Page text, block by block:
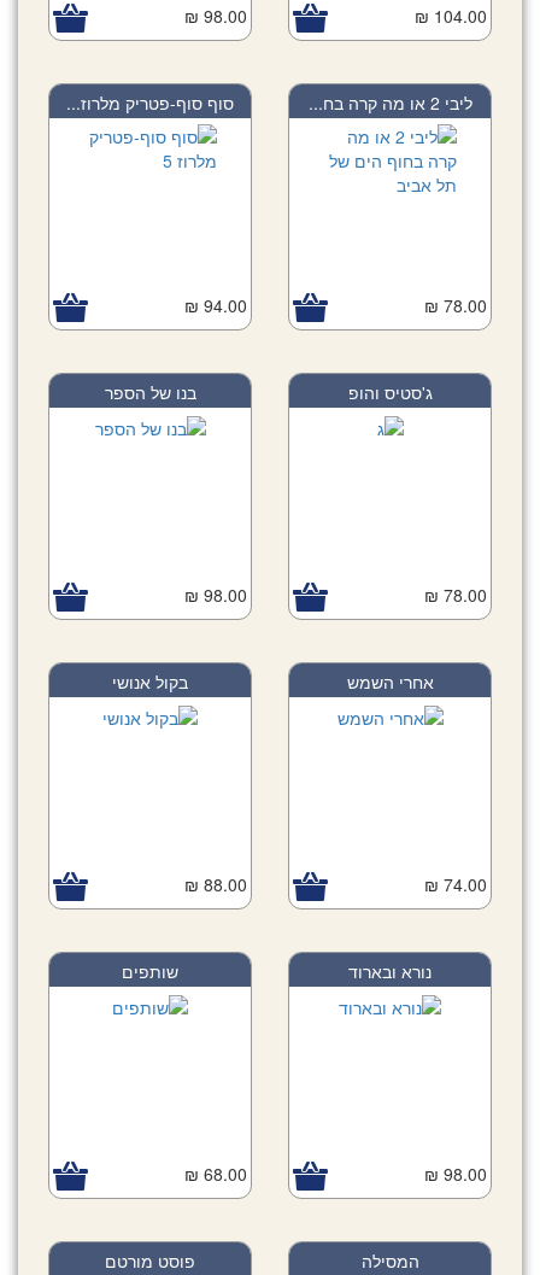
104.00 ₪
98.00 ₪
ליבי 2 או מה קרה בח...
78.00 ₪
סוף סוף-פטריק מלרוז...
94.00 ₪
ג'סטיס והופ
78.00 ₪
בנו של הספר
98.00 ₪
אחרי השמש
74.00 ₪
בקול אנושי
88.00 ₪
נורא ובארוד
98.00 ₪
שותפים
68.00 ₪
המסילה פוסט מורטם